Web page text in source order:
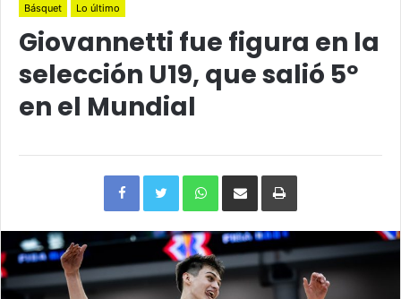
Básquet Lo último
Giovannetti fue figura en la
selección U19, que salió 5º
en el Mundial
FacebookTwitterWhatsAppCompartirImprimir